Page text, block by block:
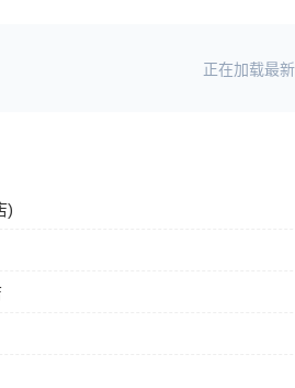
正在加载最新
)